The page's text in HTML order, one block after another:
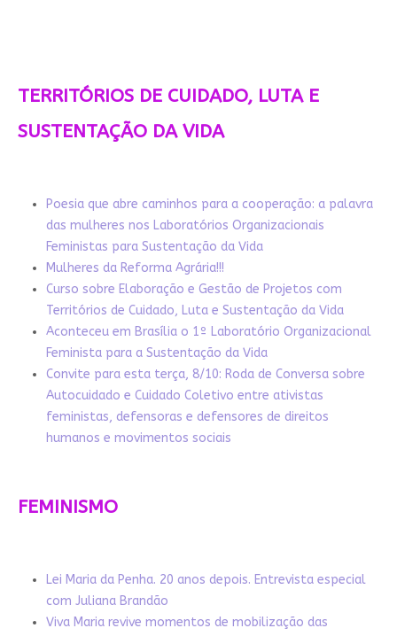
TERRITÓRIOS DE CUIDADO, LUTA E
SUSTENTAÇÃO DA VIDA
Poesia que abre caminhos para a cooperação: a palavra
das mulheres nos Laboratórios Organizacionais
Feministas para Sustentação da Vida
Mulheres da Reforma Agrária!!!
Curso sobre Elaboração e Gestão de Projetos com
Territórios de Cuidado, Luta e Sustentação da Vida
Aconteceu em Brasília o 1º Laboratório Organizacional
Feminista para a Sustentação da Vida
Convite para esta terça, 8/10: Roda de Conversa sobre
Autocuidado e Cuidado Coletivo entre ativistas
feministas, defensoras e defensores de direitos
humanos e movimentos sociais
FEMINISMO
Lei Maria da Penha. 20 anos depois. Entrevista especial
com Juliana Brandão
Viva Maria revive momentos de mobilização das